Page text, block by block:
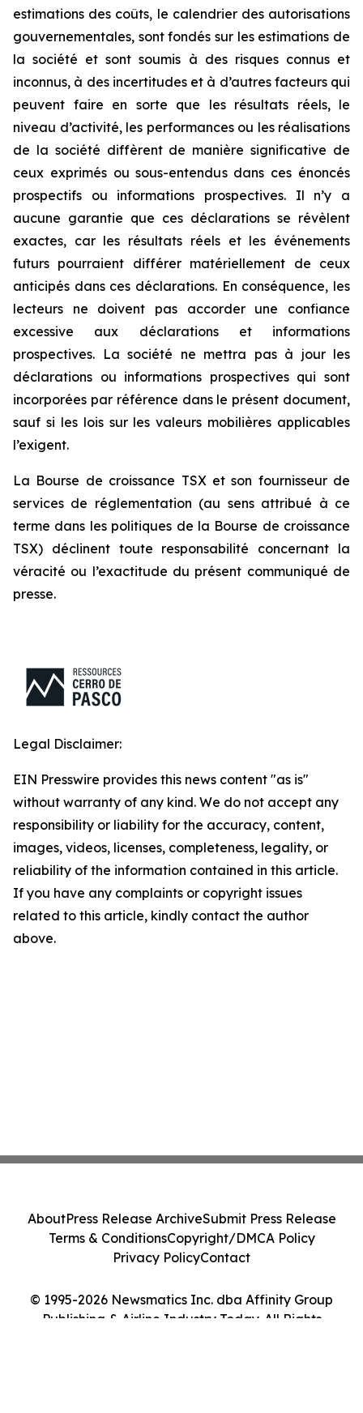
estimations des coûts, le calendrier des autorisations
gouvernementales, sont fondés sur les estimations de
la société et sont soumis à des risques connus et
inconnus, à des incertitudes et à d’autres facteurs qui
peuvent faire en sorte que les résultats réels, le
niveau d’activité, les performances ou les réalisations
de la société diffèrent de manière significative de
ceux exprimés ou sous-entendus dans ces énoncés
prospectifs ou informations prospectives. Il n’y a
aucune garantie que ces déclarations se révèlent
exactes, car les résultats réels et les événements
futurs pourraient différer matériellement de ceux
anticipés dans ces déclarations. En conséquence, les
lecteurs ne doivent pas accorder une confiance
excessive aux déclarations et informations
prospectives. La société ne mettra pas à jour les
déclarations ou informations prospectives qui sont
incorporées par référence dans le présent document,
sauf si les lois sur les valeurs mobilières applicables
l’exigent.
La Bourse de croissance TSX et son fournisseur de
services de réglementation (au sens attribué à ce
terme dans les politiques de la Bourse de croissance
TSX) déclinent toute responsabilité concernant la
véracité ou l’exactitude du présent communiqué de
presse.
Legal Disclaimer:
EIN Presswire provides this news content "as is"
without warranty of any kind. We do not accept any
responsibility or liability for the accuracy, content,
images, videos, licenses, completeness, legality, or
reliability of the information contained in this article.
If you have any complaints or copyright issues
related to this article, kindly contact the author
above.
© 1995-2026 Newsmatics Inc. dba Affinity Group
Publishing & Airline Industry Today. All Rights
AboutPress Release ArchiveSubmit Press Release
Terms & ConditionsCopyright/DMCA Policy
Privacy PolicyContact